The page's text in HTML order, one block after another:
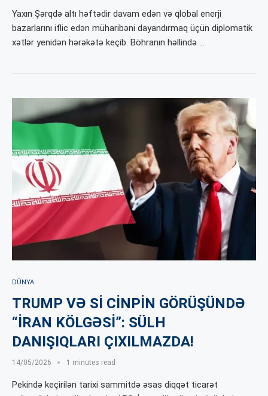
Yaxın Şərqdə altı həftədir davam edən və qlobal enerji
bazarlarını iflic edən müharibəni dayandırmaq üçün diplomatik
xətlər yenidən hərəkətə keçib. Böhranın həllində …
DÜNYA
TRUMP VƏ Sİ CİNPİN GÖRÜŞÜNDƏ
“İRAN KÖLGƏSİ”: SÜLH
DANIŞIQLARI ÇIXILMAZDA!
14/05/2026 1 minutes read
Pekində keçirilən tarixi sammitdə əsas diqqət ticarət